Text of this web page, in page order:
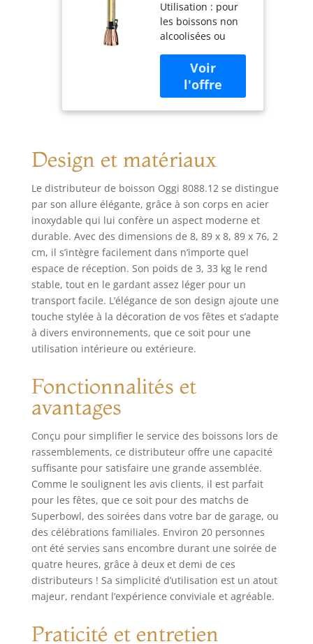
acier
inoxydable
Utilisation : pour
les boissons non
alcoolisées ou
sangria, margarita,
punch. Limonade
et plus encore
Qualité : tour de
transparent de
haute qualité
repose sur une
base en acier
chromé robuste de
8,9 cm Pratique : le
distributeur de
boisson dispose
d'un robinet EZ-
Pour pour un
service efficace
Froid : comprend
un tube de glace
amovible
froides plus
distributeur de
bière de 6 pintes
Design et matériaux
Le distributeur de boisson Oggi 8088.12 se distingue
par son allure élégante, grâce à son corps en acier
inoxydable qui lui confère un aspect moderne et
durable. Avec des dimensions de 8, 89 x 8, 89 x 76, 2
cm, il s’intègre facilement dans n’importe quel
espace de réception. Son poids de 3, 33 kg le rend
stable, tout en le gardant assez léger pour un
transport facile. L’élégance de son design ajoute une
touche stylée à la décoration de vos fêtes et s’adapte
à divers environnements, que ce soit pour une
utilisation intérieure ou extérieure.
Fonctionnalités et
avantages
Conçu pour simplifier le service des boissons lors de
rassemblements, ce distributeur offre une capacité
suffisante pour satisfaire une grande assemblée.
Comme le soulignent les avis clients, il est parfait
pour les fêtes, que ce soit pour des matchs de
Superbowl, des soirées dans votre bar de garage, ou
des célébrations familiales. Environ 20 personnes
ont été servies sans encombre durant une soirée de
quatre heures, grâce à deux et demi de ces
distributeurs ! Sa simplicité d’utilisation est un atout
majeur, rendant l’expérience conviviale et agréable.
Praticité et entretien